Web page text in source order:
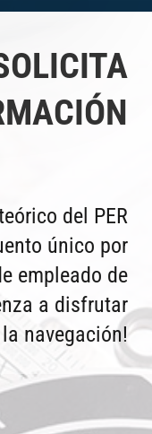
del PER
único por
empleado de
a disfrutar
navegación!